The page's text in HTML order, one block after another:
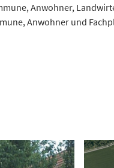
Anwohner,
Anwohner und